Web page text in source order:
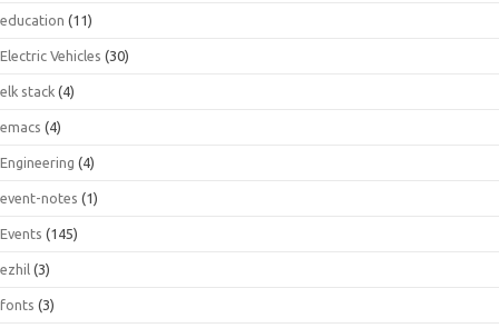
education (11)
Electric Vehicles (30)
elk stack (4)
emacs (4)
Engineering (4)
event-notes (1)
Events (145)
ezhil (3)
fonts (3)